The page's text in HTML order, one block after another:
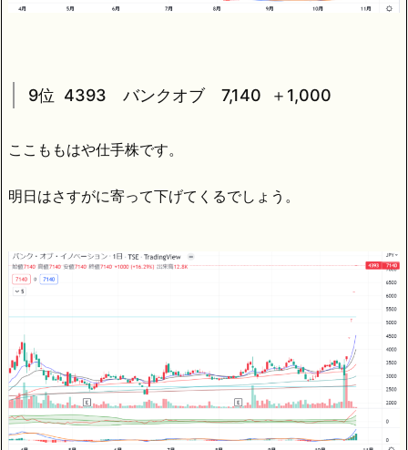
9位 4393 バンクオブ 7,140 ＋1,000
ここももはや仕手株です。
明日はさすがに寄って下げてくるでしょう。